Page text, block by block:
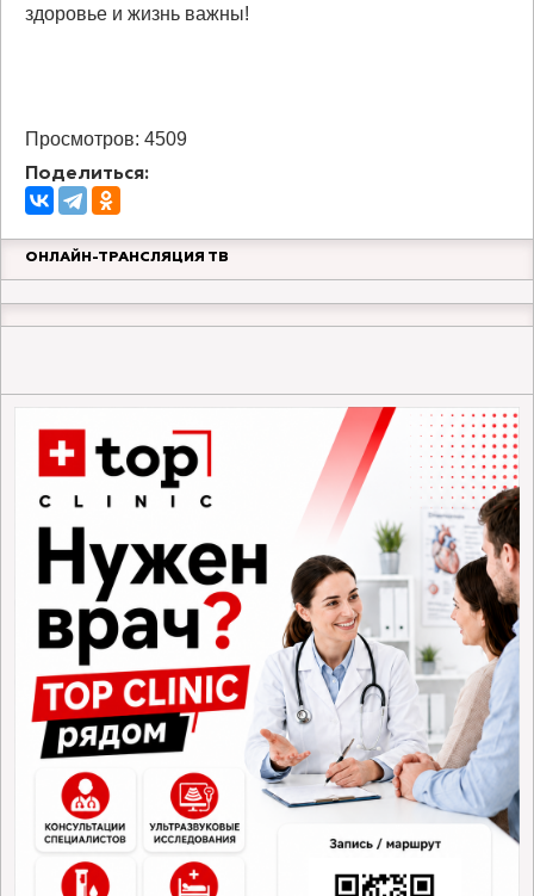
здоровье и жизнь важны!
Просмотров: 4509
Поделиться:
ОНЛАЙН-ТРАНСЛЯЦИЯ ТВ